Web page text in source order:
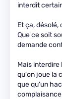
interdit
Et ça, désolé,
Que ce soit
demande
Mais
qu'on joue la
que qu'un